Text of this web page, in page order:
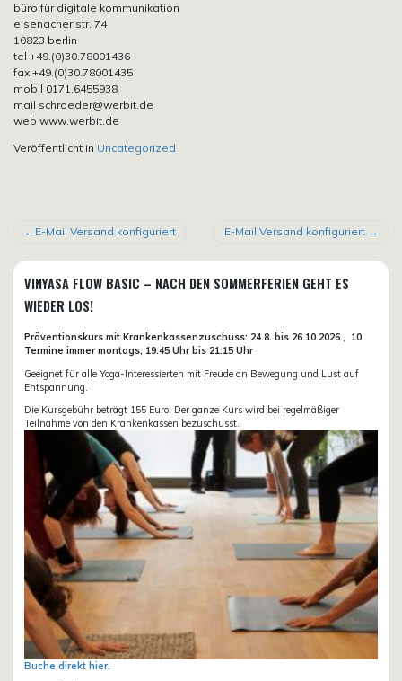
büro für digitale kommunikation
eisenacher str. 74
10823 berlin
tel +49.(0)30.78001436
fax +49.(0)30.78001435
mobil 0171.6455938
mail schroeder@werbit.de
web www.werbit.de
Veröffentlicht in Uncategorized
BEITRAGSNAVIGATION
E-Mail Versand konfiguriert E-Mail Versand konfiguriert
VINYASA FLOW BASIC – NACH DEN SOMMERFERIEN GEHT ES
WIEDER LOS!
Präventionskurs mit Krankenkassenzuschuss: 24.8. bis 26.10.2026 , 10
Termine immer montags, 19:45 Uhr bis 21:15 Uhr
Geeignet für alle Yoga-Interessierten mit Freude an Bewegung und Lust auf
Entspannung.
Die Kursgebühr beträgt 155 Euro. Der ganze Kurs wird bei regelmäßiger
Teilnahme von den Krankenkassen bezuschusst.
Buche direkt hier.